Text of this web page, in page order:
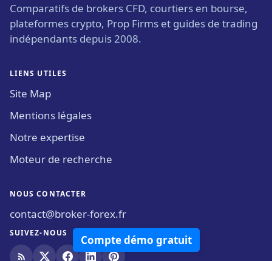
Comparatifs de brokers CFD, courtiers en bourse,
plateformes crypto, Prop Firms et guides de trading
indépendants depuis 2008.
LIENS UTILES
Site Map
Mentions légales
Notre expertise
Moteur de recherche
NOUS CONTACTER
contact@broker-forex.fr
SUIVEZ-NOUS
Compte démo gratuit